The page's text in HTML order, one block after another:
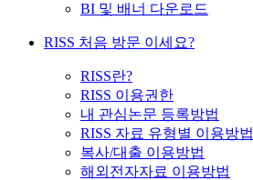
BI 및 배너 다운로드
RISS 처음 방문 이세요?
RISS란?
RISS 이용권한
내 관심논문 등록방법
RISS 자료 유형별 이용방법
복사/대출 이용방법
해외전자자료 이용방법